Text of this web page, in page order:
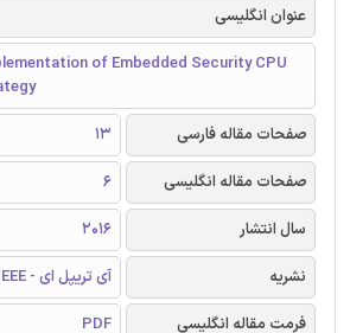
عنوان انگلیسی
of Embedded Security CPU
صفحات مقاله فارسی
13
صفحات مقاله انگلیسی
6
سال انتشار
2016
نشریه
آی تریپل ای - IEEE
فرمت مقاله انگلیسی
PDF